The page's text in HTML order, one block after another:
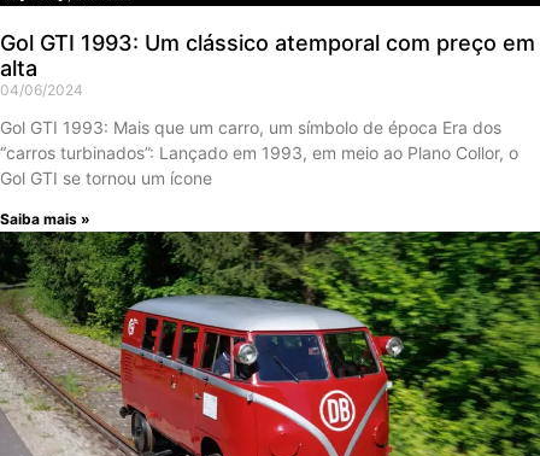
Gol GTI 1993: Um clássico atemporal com preço em
alta
04/06/2024
Gol GTI 1993: Mais que um carro, um símbolo de época Era dos
“carros turbinados”: Lançado em 1993, em meio ao Plano Collor, o
Gol GTI se tornou um ícone
Saiba mais »